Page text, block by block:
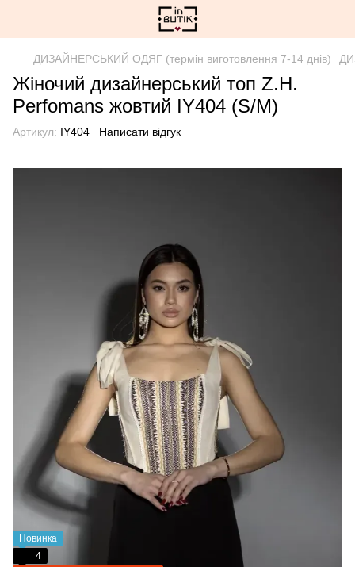
ДИЗАЙНЕРСЬКИЙ ОДЯГ (термін виготовлення 7-14 днів)
Жіночий дизайнерський топ Z.H.
Perfomans жовтий IY404 (S/M)
Артикул: IY404 Написати відгук
Новинка
4